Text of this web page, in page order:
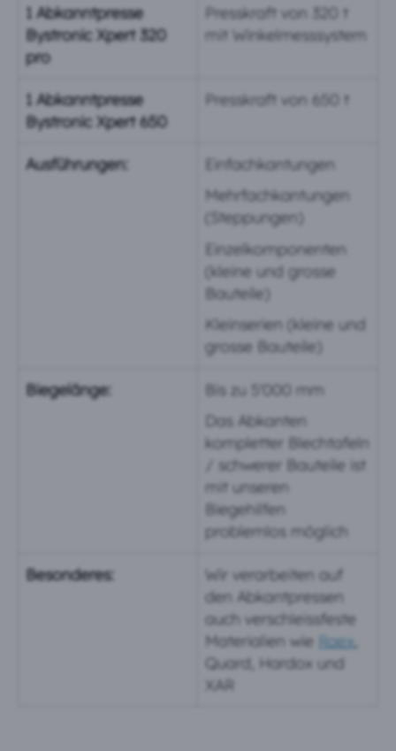
1 Abkanntpresse
Bystronic Xpert 320
pro
Presskraft von 320 t
mit Winkelmesssystem
1 Abkanntpresse
Bystronic Xpert 650
Presskraft von 650 t
Ausführungen:
Einfachkantungen
Mehrfachkantungen
(Steppungen)
Einzelkomponenten
(kleine und grosse
Bauteile)
Kleinserien (kleine und
grosse Bauteile)
Biegelänge:
Bis zu 5'000 mm
Das Abkanten
kompletter Blechtafeln
/ schwerer Bauteile ist
mit unseren
Biegehilfen
problemlos möglich
Besonderes:
Wir verarbeiten auf
den Abkantpressen
auch verschleissfeste
Materialien wie Raex
Quard, Hardox und
XAR